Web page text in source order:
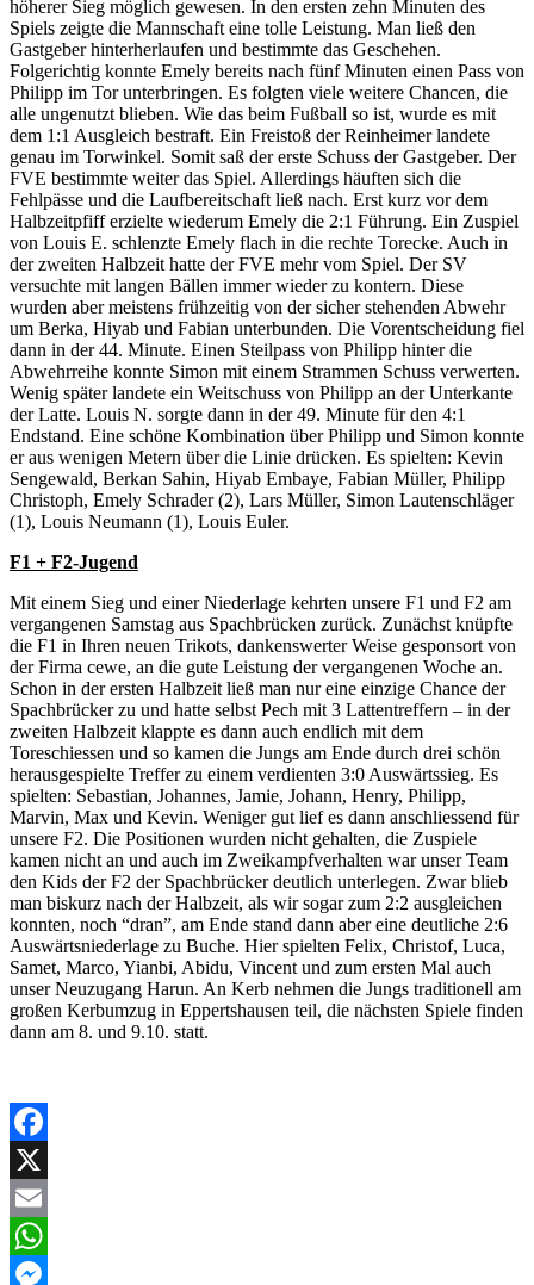
höherer Sieg möglich gewesen. In den ersten zehn Minuten des
Spiels zeigte die Mannschaft eine tolle Leistung. Man ließ den
Gastgeber hinterherlaufen und bestimmte das Geschehen.
Folgerichtig konnte Emely bereits nach fünf Minuten einen Pass von
Philipp im Tor unterbringen. Es folgten viele weitere Chancen, die
alle ungenutzt blieben. Wie das beim Fußball so ist, wurde es mit
dem 1:1 Ausgleich bestraft. Ein Freistoß der Reinheimer landete
genau im Torwinkel. Somit saß der erste Schuss der Gastgeber. Der
FVE bestimmte weiter das Spiel. Allerdings häuften sich die
Fehlpässe und die Laufbereitschaft ließ nach. Erst kurz vor dem
Halbzeitpfiff erzielte wiederum Emely die 2:1 Führung. Ein Zuspiel
von Louis E. schlenzte Emely flach in die rechte Torecke. Auch in
der zweiten Halbzeit hatte der FVE mehr vom Spiel. Der SV
versuchte mit langen Bällen immer wieder zu kontern. Diese
wurden aber meistens frühzeitig von der sicher stehenden Abwehr
um Berka, Hiyab und Fabian unterbunden. Die Vorentscheidung fiel
dann in der 44. Minute. Einen Steilpass von Philipp hinter die
Abwehrreihe konnte Simon mit einem Strammen Schuss verwerten.
Wenig später landete ein Weitschuss von Philipp an der Unterkante
der Latte. Louis N. sorgte dann in der 49. Minute für den 4:1
Endstand. Eine schöne Kombination über Philipp und Simon konnte
er aus wenigen Metern über die Linie drücken. Es spielten: Kevin
Sengewald, Berkan Sahin, Hiyab Embaye, Fabian Müller, Philipp
Christoph, Emely Schrader (2), Lars Müller, Simon Lautenschläger
(1), Louis Neumann (1), Louis Euler.
F1 + F2-Jugend
Mit einem Sieg und einer Niederlage kehrten unsere F1 und F2 am
vergangenen Samstag aus Spachbrücken zurück. Zunächst knüpfte
die F1 in Ihren neuen Trikots, dankenswerter Weise gesponsort von
der Firma cewe, an die gute Leistung der vergangenen Woche an.
Schon in der ersten Halbzeit ließ man nur eine einzige Chance der
Spachbrücker zu und hatte selbst Pech mit 3 Lattentreffern – in der
zweiten Halbzeit klappte es dann auch endlich mit dem
Toreschiessen und so kamen die Jungs am Ende durch drei schön
herausgespielte Treffer zu einem verdienten 3:0 Auswärtssieg. Es
spielten: Sebastian, Johannes, Jamie, Johann, Henry, Philipp,
Marvin, Max und Kevin. Weniger gut lief es dann anschliessend für
unsere F2. Die Positionen wurden nicht gehalten, die Zuspiele
kamen nicht an und auch im Zweikampfverhalten war unser Team
den Kids der F2 der Spachbrücker deutlich unterlegen. Zwar blieb
man biskurz nach der Halbzeit, als wir sogar zum 2:2 ausgleichen
konnten, noch “dran”, am Ende stand dann aber eine deutliche 2:6
Auswärtsniederlage zu Buche. Hier spielten Felix, Christof, Luca,
Samet, Marco, Yianbi, Abidu, Vincent und zum ersten Mal auch
unser Neuzugang Harun. An Kerb nehmen die Jungs traditionell am
großen Kerbumzug in Eppertshausen teil, die nächsten Spiele finden
dann am 8. und 9.10. statt.
Facebook
X
Email
WhatsApp